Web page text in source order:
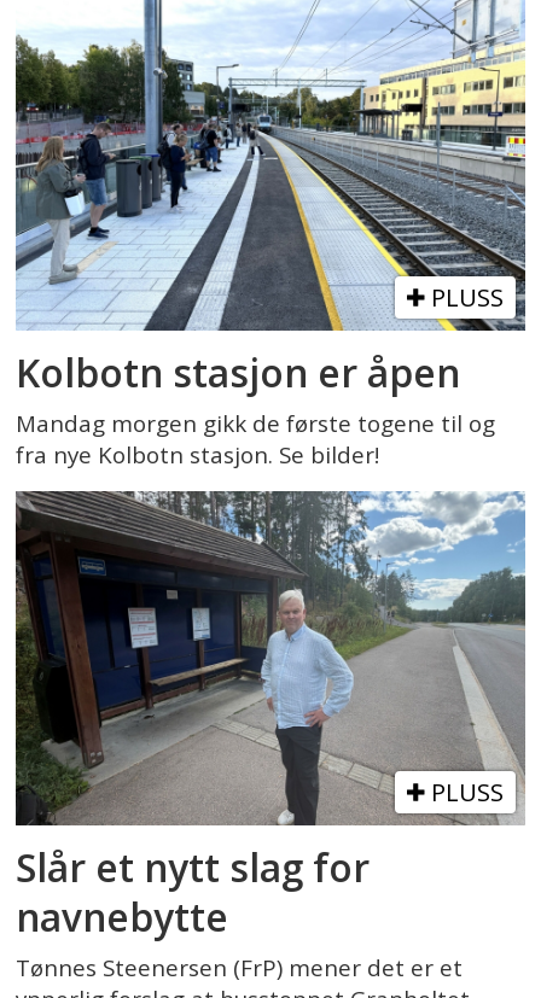
PLUSS
Kolbotn stasjon er åpen
Mandag morgen gikk de første togene til og
fra nye Kolbotn stasjon. Se bilder!
PLUSS
Slår et nytt slag for
navnebytte
Tønnes Steenersen (FrP) mener det er et